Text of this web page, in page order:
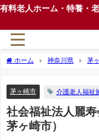
有料老人ホーム・特養・
ホーム 神奈川県 茅
茅ヶ崎市 介護老人福祉
社会福祉法人麗
茅ヶ崎市）